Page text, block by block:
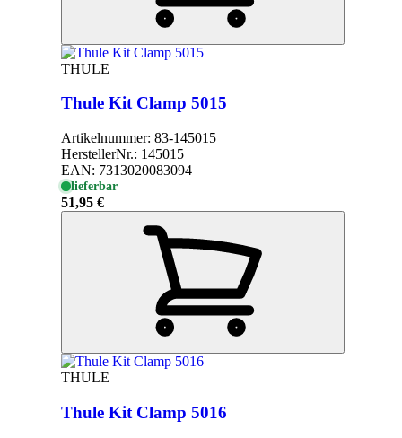
THULE
Thule Kit Clamp 5015
Artikelnummer: 83-145015
HerstellerNr.: 145015
EAN: 7313020083094
lieferbar
51,95 €
THULE
Thule Kit Clamp 5016